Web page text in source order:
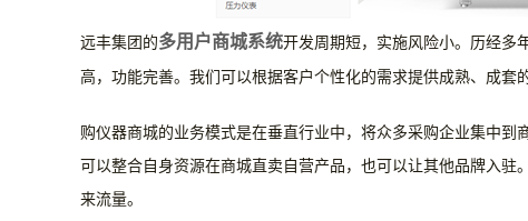
远丰集团的多用户商城系统开发周期短，实施风险小。历经多
高，功能完善。我们可以根据客户个性化的需求提供成熟、成套
购仪器商城的业务模式是在垂直行业中，将众多采购企业集中
可以整合自身资源在商城直卖自营产品，也可以让其他品牌入驻
来流量。